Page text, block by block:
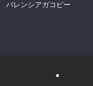
バレンシアガコピー